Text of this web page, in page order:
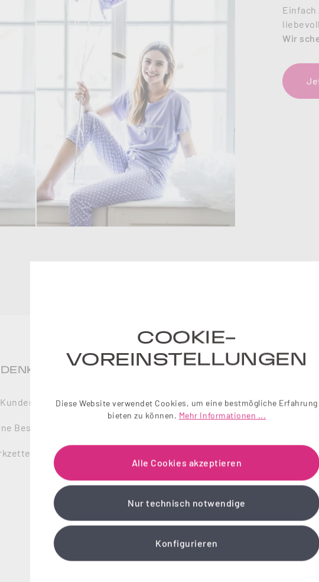
Einfach
Wir
Bestellungen
Lieferung und Versand
& AGB
Barrierefreiheitserklärung
Cookie-Einstellungen
COOKIE-
VOREINSTELLUNGEN
Diese Website verwendet Cookies, um eine bestmögliche Erfahrung
bieten zu können. Mehr Informationen ...
Alle Cookies akzeptieren
Nur technisch notwendige
Konfigurieren